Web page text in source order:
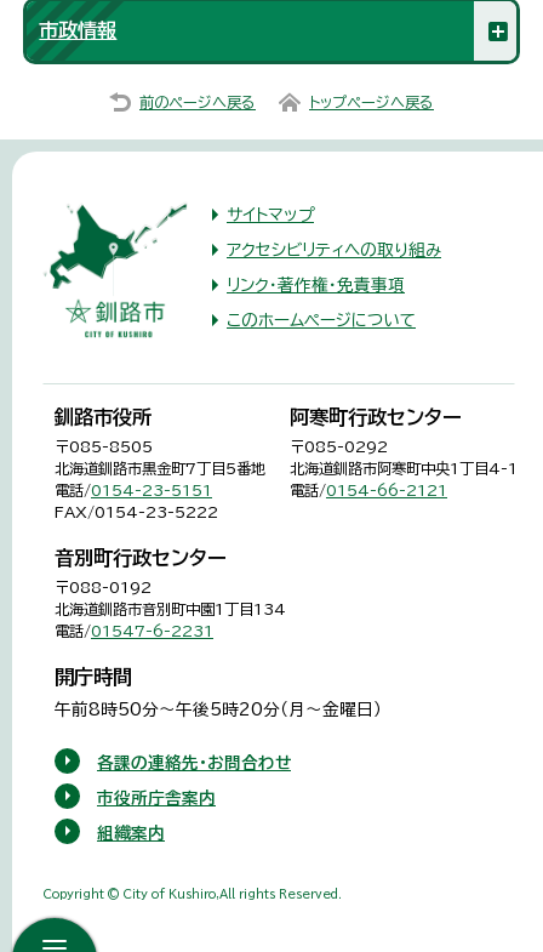
市政情報
前のページへ戻る トップページへ戻る
サイトマップ
アクセシビリティへの取り組み
リンク・著作権・免責事項
このホームページについて
釧路市役所
〒085-8505
北海道釧路市黒金町7丁目5番地
電話/0154-23-5151
FAX/0154-23-5222
阿寒町行政センター
〒085-0292
北海道釧路市阿寒町中央1丁目4-1
電話/0154-66-2121
音別町行政センター
〒088-0192
北海道釧路市音別町中園1丁目134
電話/01547-6-2231
開庁時間
午前8時50分～午後5時20分（月～金曜日）
各課の連絡先・お問合わせ
市役所庁舎案内
組織案内
Copyright © City of Kushiro,All rights Reserved.